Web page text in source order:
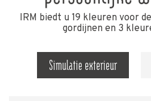
IRM biedt u 19 kleuren voor
gordijnen en 3
Simulatie exterieur